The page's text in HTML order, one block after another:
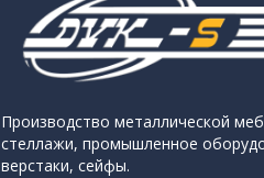
Производство металлической
стеллажи, промышленное
верстаки, сейфы.